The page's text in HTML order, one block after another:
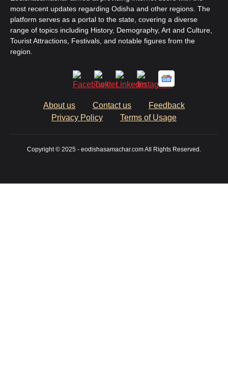
most recent updates regarding Odisha and other regions. The
platform serves as a portal to the state, covering a diverse
range of topics including History, Demography, Art and Culture,
Tourist Attractions, Festivals, and notable figures from the
region.
About us Contact us
Feedback
Privacy Policy
Terms of Usage
Copyright © 2025 - eodishasamachar.com All Rights Reserved.